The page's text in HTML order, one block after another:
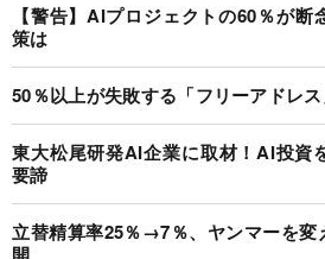
【警告】AIプロジェクトの60％が
策は
50％以上が失敗する「フリーアドレ
東大松尾研発AI企業に取材！AI投資
要諦
立替精算率25％→7％、ヤンマーを変